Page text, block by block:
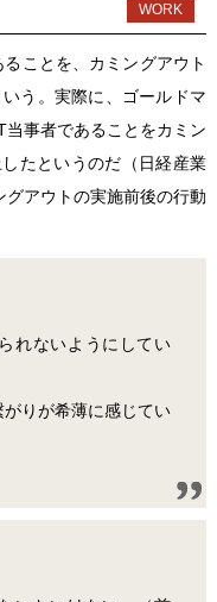
WORK
ことを、カミングアウト
う。実際に、ゴールドマ
事者であることをカミン
たというのだ（日経産業
アウトの実施前後の行動
れないようにしてい
がりが希薄に感じてい